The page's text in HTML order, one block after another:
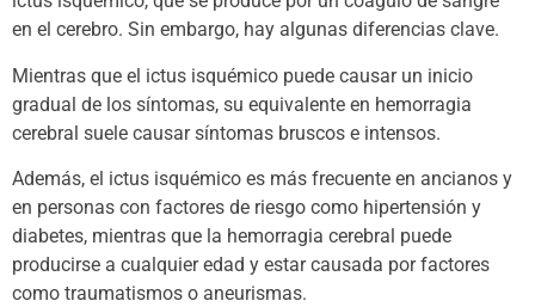
en el cerebro. Sin embargo, hay algunas diferencias clave.
Mientras que el ictus isquémico puede causar un inicio
gradual de los síntomas, su equivalente en hemorragia
cerebral suele causar síntomas bruscos e intensos.
Además, el ictus isquémico es más frecuente en ancianos y
en personas con factores de riesgo como hipertensión y
diabetes, mientras que la hemorragia cerebral puede
producirse a cualquier edad y estar causada por factores
como traumatismos o aneurismas.